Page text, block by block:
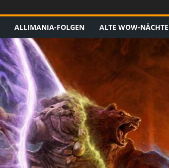
ALLIMANIA-FOLGEN ALTE WOW-NÄCHTE